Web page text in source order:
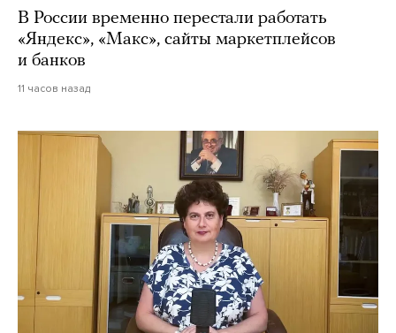
В России временно перестали работать
«Яндекс», «Макс», сайты маркетплейсов
и банков
11 часов назад